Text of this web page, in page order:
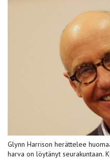
Glynn Harrison herättelee
harva on löytänyt seurakuntaan.